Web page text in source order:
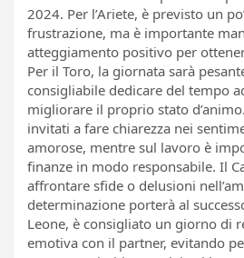
2024. Per l’Ariete, è previsto un
frustrazione, ma è importante
atteggiamento positivo per
Per il Toro, la giornata sarà
consigliabile dedicare del tempo
migliorare il proprio stato
invitati a fare chiarezza nei
amorose, mentre sul lavoro è
finanze in modo responsabile. Il
affrontare sfide o delusioni
determinazione porterà al
Leone, è consigliato un giorno di
emotiva con il partner, evitando